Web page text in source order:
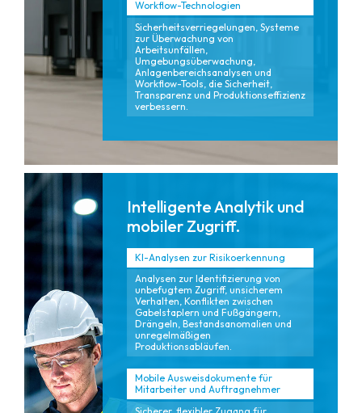
Workflow-Technologien
Sicherheitsverriegelungen, Systeme
zur Überwachung von
Arbeitsunfällen,
Umgebungsüberwachung,
Anlagenbereichsanalysen und
Workflow-Tools, die Sicherheit,
Transparenz und Produktionseffizienz
verbessern.
Intelligente Analytik und
mobiler Zugriff.
KI-Analysen zur Risikoerkennung
Analysen zur Identifizierung von
unbefugtem Zugriff, unsicherem
Verhalten, Konflikten zwischen
Gabelstaplern und Fußgängern,
Drängeln, Bestandsanomalien und
unregelmäßigen
Produktionsabläufen.
Mobile Ausweisdokumente für
Mitarbeiter und Auftragnehmer